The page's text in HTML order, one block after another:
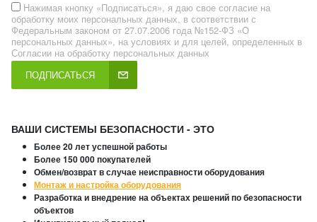
Нажимая кнопку «Подписаться», я даю свое согласие на
обработку моих персональных данных, в соответствии с
Федеральным законом от 27.07.2006 года №152-ФЗ «О
персональных данных», на условиях и для целей, определенных в
Согласии на обработку персональных данных
ПОДПИСАТЬСЯ
ВАШИ СИСТЕМЫ БЕЗОПАСНОСТИ - ЭТО
Более 20 лет успешной работы
Более 150 000 покупателей
Обмен/возврат в случае неисправности оборудования
Монтаж и настройка оборудования
Разработка и внедрение на объектах решений по безопасности
объектов